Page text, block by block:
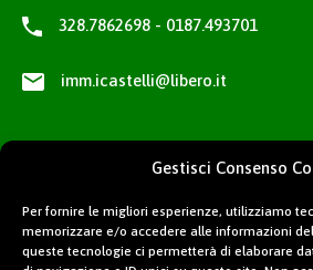
Gestisci Consenso
Per fornire le migliori esperienze, utilizziamo
memorizzare e/o accedere alle informazioni
queste tecnologie ci permetterà di elaborare
328.7862698 - 0187.493701
imm.icastelli@libero.it